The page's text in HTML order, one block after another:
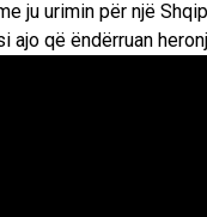
ju urimin për një
ajo që ëndërruan